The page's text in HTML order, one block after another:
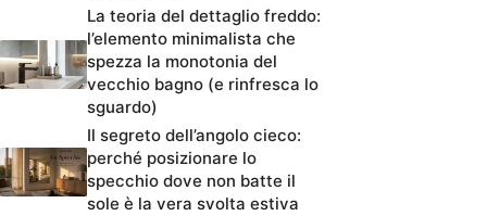
La teoria del dettaglio freddo:
l’elemento minimalista che
spezza la monotonia del
vecchio bagno (e rinfresca lo
sguardo)
Il segreto dell’angolo cieco:
perché posizionare lo
specchio dove non batte il
sole è la vera svolta estiva